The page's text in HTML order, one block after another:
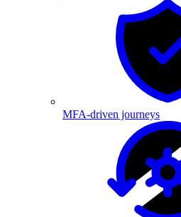
MFA-driven journeys